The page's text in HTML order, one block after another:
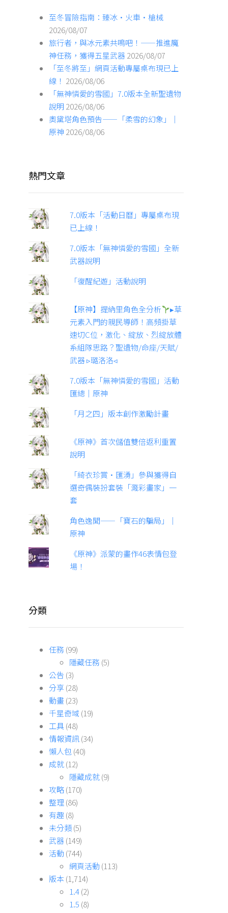
至冬冒險指南：臻冰·火車·槍械
2026/08/07
旅行者，與冰元素共鳴吧！——推進魔
神任務，獲得五星武器2026/08/07
「至冬將至」網頁活動專屬桌布現已上
線！ 2026/08/06
「無神憐愛的雪國」7.0版本全新聖遺物
說明 2026/08/06
奧黛塔角色預告——「柔雪的幻象」｜
原神 2026/08/06
熱門文章
7.0版本「活動日曆」專屬桌布現
已上線！
7.0版本「無神憐愛的雪國」全新
武器說明
「復醒紀遊」活動說明
【原神】提納里角色全分析
▸草
元素入門的親民導師！高頻掛草
速切C位，激化、綻放、烈綻放體
系組隊思路？聖遺物/命座/天賦/
武器 ▹璐洛洛◃
7.0版本「無神憐愛的雪國」活動
匯總｜原神
「月之四」版本創作激勵計畫
《原神》首次儲值雙倍返利重置
說明
「綺衣珍賞·匯湧」參與獲得自
選奇偶裝扮套裝「濺彩畫家」一
套
角色逸聞——「寶石的騙局」｜
原神
《原神》派蒙的畫作46表情包登
場！
分類
任務 (99)
隱藏任務 (5)
公告 (3)
分享(28)
動畫(23)
千星奇域 (19)
工具(48)
情報資訊(34)
懶人包(40)
成就(12)
隱藏成就(9)
攻略(170)
整理(86)
有趣(8)
未分類(5)
武器(149)
活動 (744)
網頁活動 (113)
版本 (1,714)
1.4(2)
1.5 (8)